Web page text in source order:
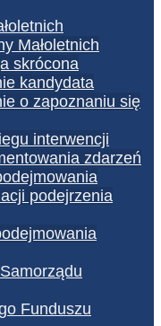
Małoletnich
skrócona
kandydata
o zapoznaniu się
interwencji
zdarzeń
podejrzenia
Funduszu